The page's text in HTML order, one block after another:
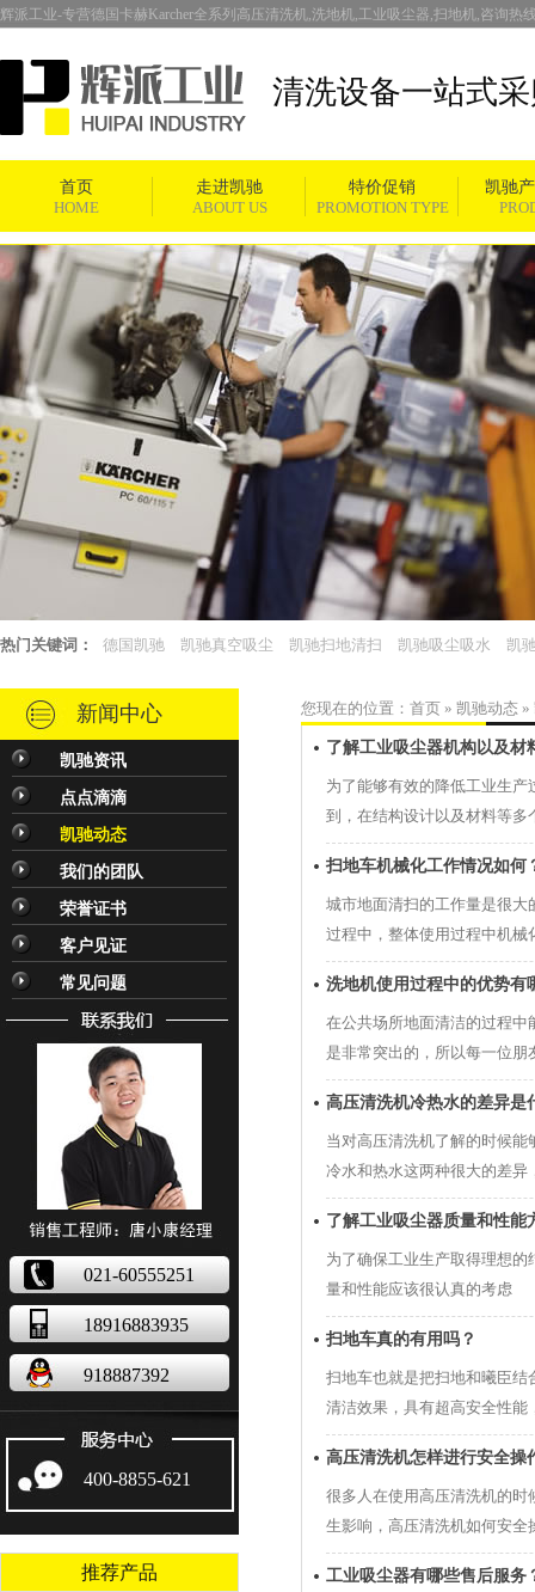
辉派工业-专营德国卡赫Karcher全系列高压清洗机,洗地机,工业吸尘器,扫地机,咨询热
清洗设备一站式
首页 走进凯驰 特价促销
凯驰
HOME
ABOUT US PROMOTION TYPE
热门关键词： 德国凯驰 凯驰真空吸尘 凯驰扫地清扫 凯驰吸尘吸水 凯
新闻中心
凯驰资讯
点点滴滴
凯驰动态
我们的团队
荣誉证书
客户见证
常见问题
021-60555251
18916883935
918887392
400-8855-621
推荐产品
您现在的位置： 首页 » 凯驰动态 »
了解工业吸尘器机构以及材
为了能够有效的降低工业生
到，在结构设计以及材料等多
扫地车机械化工作情况如何
城市地面清扫的工作量是很
过程中，整体使用过程中机械
洗地机使用过程中的优势有
在公共场所地面清洁的过程
是非常突出的，所以每一位
高压清洗机冷热水的差异是
当对高压清洗机了解的时候
冷水和热水这两种很大的差异
了解工业吸尘器质量和性能
为了确保工业生产取得理想
量和性能应该很认真的考虑
扫地车真的有用吗？
扫地车也就是把扫地和曦臣
清洁效果，具有超高安全性能
高压清洗机怎样进行安全操
很多人在使用高压清洗机的
生影响，高压清洗机如何安全
工业吸尘器有哪些售后服务